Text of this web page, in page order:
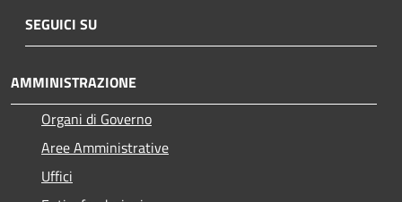
SEGUICI SU
AMMINISTRAZIONE
Organi di Governo
Aree Amministrative
Uffici